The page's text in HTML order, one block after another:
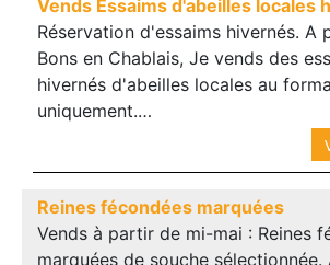
Vends Essaims d'abeilles locales
Réservation d'essaims hivernés. A
Bons en Chablais, Je vends des
hivernés d'abeilles locales au
uniquement.…
Reines fécondées marquées
Vends à partir de mi-mai : Reines
marquées de souche sélectionnée.